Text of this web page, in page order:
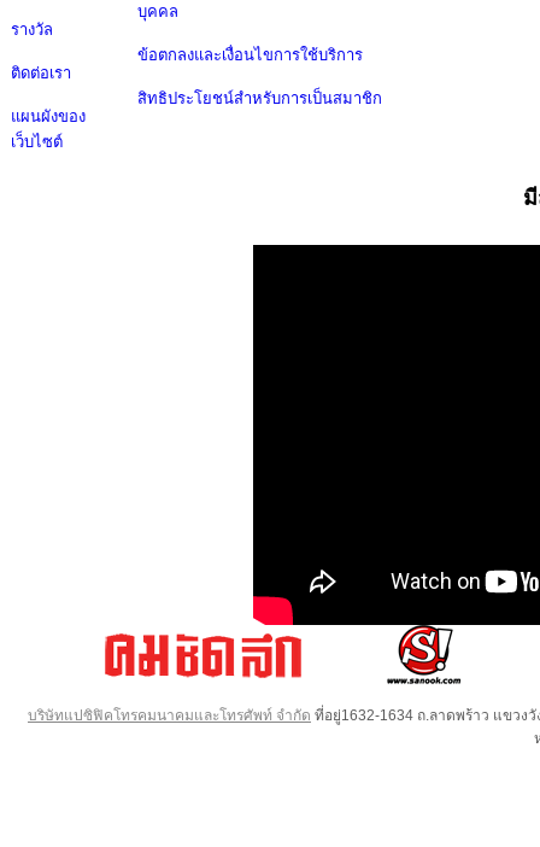
รางวัล
ติดต่อเรา
แผนผังของ
เว็บไซต์
บุคคล
ข้อตกลงและเงื่อนไขการใช้บริการ
สิทธิประโยชน์สำหรับการเป็นสมาชิก
บริษัทแปซิฟิคโทรคมนาคมและโทรศัพท์ จำกัด ที่อยู่1632-1634 ถ.ลาดพร้าว แขวง